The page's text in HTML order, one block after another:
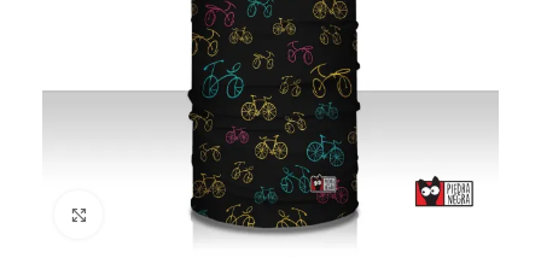
Click to enlarge